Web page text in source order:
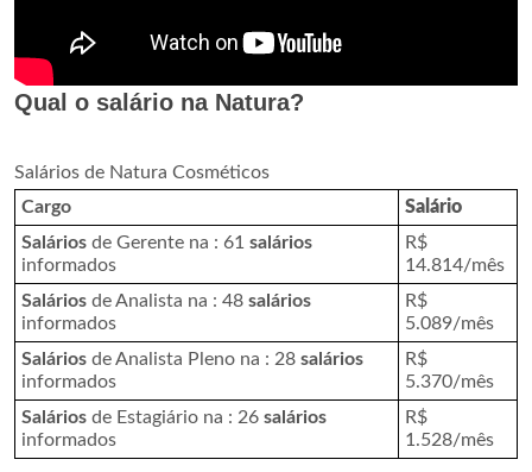
Qual o salário na Natura?
Salários de Natura Cosméticos
Cargo
Salário
Salários de Gerente na : 61 salários
informados
R$
14.814/mês
Salários de Analista na : 48 salários
informados
R$
5.089/mês
Salários de Analista Pleno na : 28 salários
informados
R$
5.370/mês
Salários de Estagiário na : 26 salários
informados
R$
1.528/mês